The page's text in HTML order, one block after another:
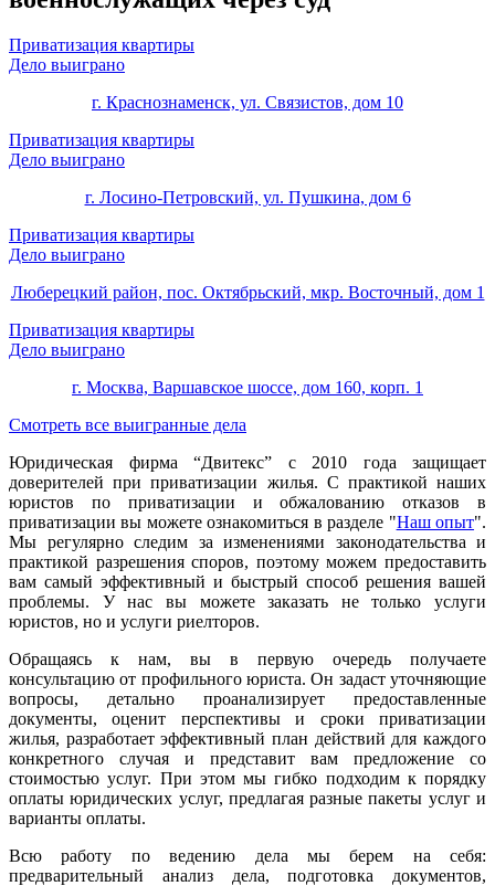
Приватизация квартиры
Дело выиграно
г. Краснознаменск, ул. Связистов, дом 10
Приватизация квартиры
Дело выиграно
г. Лосино-Петровский, ул. Пушкина, дом 6
Приватизация квартиры
Дело выиграно
Люберецкий район, пос. Октябрьский, мкр. Восточный, дом 1
Приватизация квартиры
Дело выиграно
г. Москва, Варшавское шоссе, дом 160, корп. 1
Смотреть все выигранные дела
Юридическая фирма “Двитекс” с 2010 года защищает
доверителей при приватизации жилья. С практикой наших
юристов по приватизации и обжалованию отказов в
приватизации вы можете ознакомиться в разделе "Наш опыт".
Мы регулярно следим за изменениями законодательства и
практикой разрешения споров, поэтому можем предоставить
вам самый эффективный и быстрый способ решения вашей
проблемы. У нас вы можете заказать не только услуги
юристов, но и услуги риелторов.
Обращаясь к нам, вы в первую очередь получаете
консультацию от профильного юриста. Он задаст уточняющие
вопросы, детально проанализирует предоставленные
документы, оценит перспективы и сроки приватизации
жилья, разработает эффективный план действий для каждого
конкретного случая и представит вам предложение со
стоимостью услуг. При этом мы гибко подходим к порядку
оплаты юридических услуг, предлагая разные пакеты услуг и
варианты оплаты.
Всю работу по ведению дела мы берем на себя:
предварительный анализ дела, подготовка документов,